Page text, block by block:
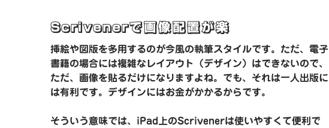
Scrivenerで画像配置が楽
挿絵や図版を多用するのが今風の執筆スタイルです。ただ、電子
書籍の場合には複雑なレイアウト（デザイン）はできないので、
ただ、画像を貼るだけになりますよね。でも、それは一人出版に
は有利です。デザインにはお金がかかるからです。
そういう意味では、iPad上のScrivenerは使いやすくて便利で